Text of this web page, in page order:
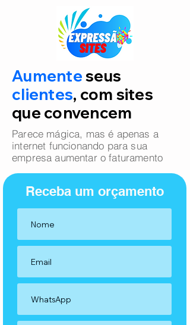
Aumenteseus
clientes, com sites
que convencem
Parece mágica, mas é apenas a
internet funcionando para sua
empresa aumentar o faturamento
Receba um orçamento